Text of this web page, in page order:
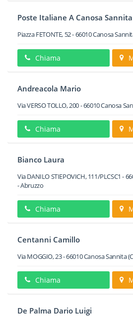
Poste Italiane A Canosa Sannita
Piazza FETONTE, 52-66010Canosa
Chiama
Andreacola Mario
Via VERSO TOLLO, 200-66010Canosa
Chiama
Bianco Laura
Via DANILO STIEPOVICH, 111/PLCSC1 -
-Abruzzo
Chiama
Centanni Camillo
Via MOGGIO, 23-66010Canosa Sannita
Chiama
De Palma Dario Luigi